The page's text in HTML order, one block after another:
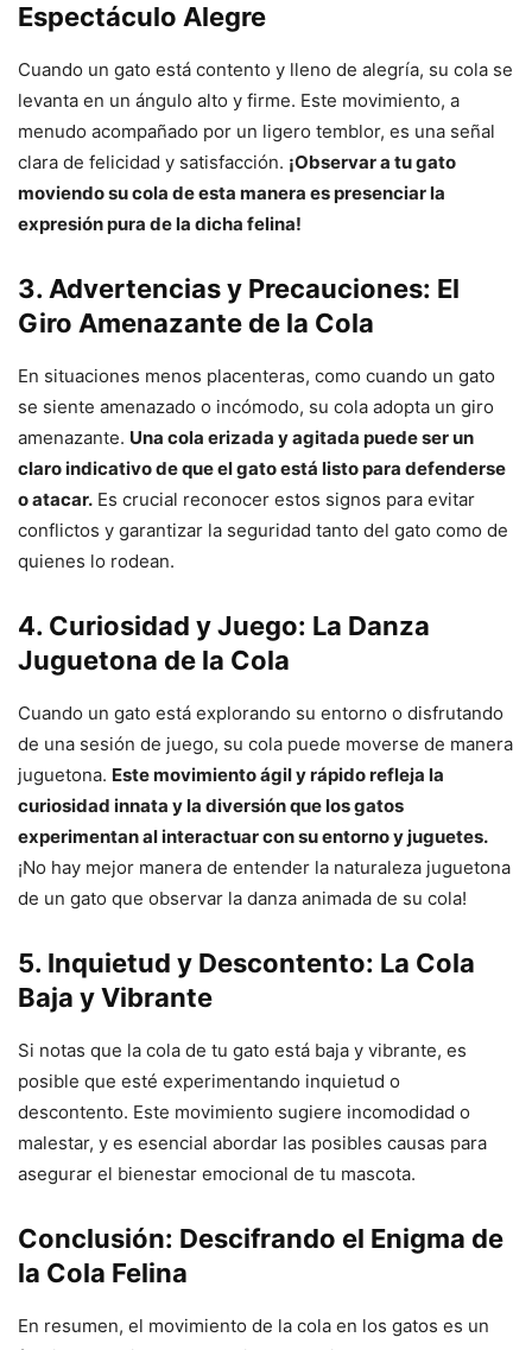
Espectáculo Alegre
Cuando un gato está contento y lleno de alegría, su cola se
levanta en un ángulo alto y firme. Este movimiento, a
menudo acompañado por un ligero temblor, es una señal
clara de felicidad y satisfacción. ¡Observar a tu gato
moviendo su cola de esta manera es presenciar la
expresión pura de la dicha felina!
3. Advertencias y Precauciones: El
Giro Amenazante de la Cola
En situaciones menos placenteras, como cuando un gato
se siente amenazado o incómodo, su cola adopta un giro
amenazante. Una cola erizada y agitada puede ser un
claro indicativo de que el gato está listo para defenderse
o atacar. Es crucial reconocer estos signos para evitar
conflictos y garantizar la seguridad tanto del gato como de
quienes lo rodean.
4. Curiosidad y Juego: La Danza
Juguetona de la Cola
Cuando un gato está explorando su entorno o disfrutando
de una sesión de juego, su cola puede moverse de manera
juguetona. Este movimiento ágil y rápido refleja la
curiosidad innata y la diversión que los gatos
experimentan al interactuar con su entorno y juguetes.
¡No hay mejor manera de entender la naturaleza juguetona
de un gato que observar la danza animada de su cola!
5. Inquietud y Descontento: La Cola
Baja y Vibrante
Si notas que la cola de tu gato está baja y vibrante, es
posible que esté experimentando inquietud o
descontento. Este movimiento sugiere incomodidad o
malestar, y es esencial abordar las posibles causas para
asegurar el bienestar emocional de tu mascota.
Conclusión: Descifrando el Enigma de
la Cola Felina
En resumen, el movimiento de la cola en los gatos es un